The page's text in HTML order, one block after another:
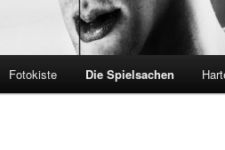
Fotokiste Die Spielsachen